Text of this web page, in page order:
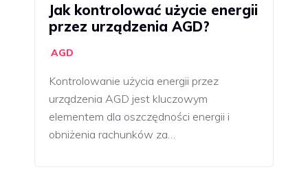
Jak kontrolować użycie energii
przez urządzenia AGD?
AGD
Kontrolowanie użycia energii przez
urządzenia AGD jest kluczowym
elementem dla oszczędności energii i
obniżenia rachunków za…